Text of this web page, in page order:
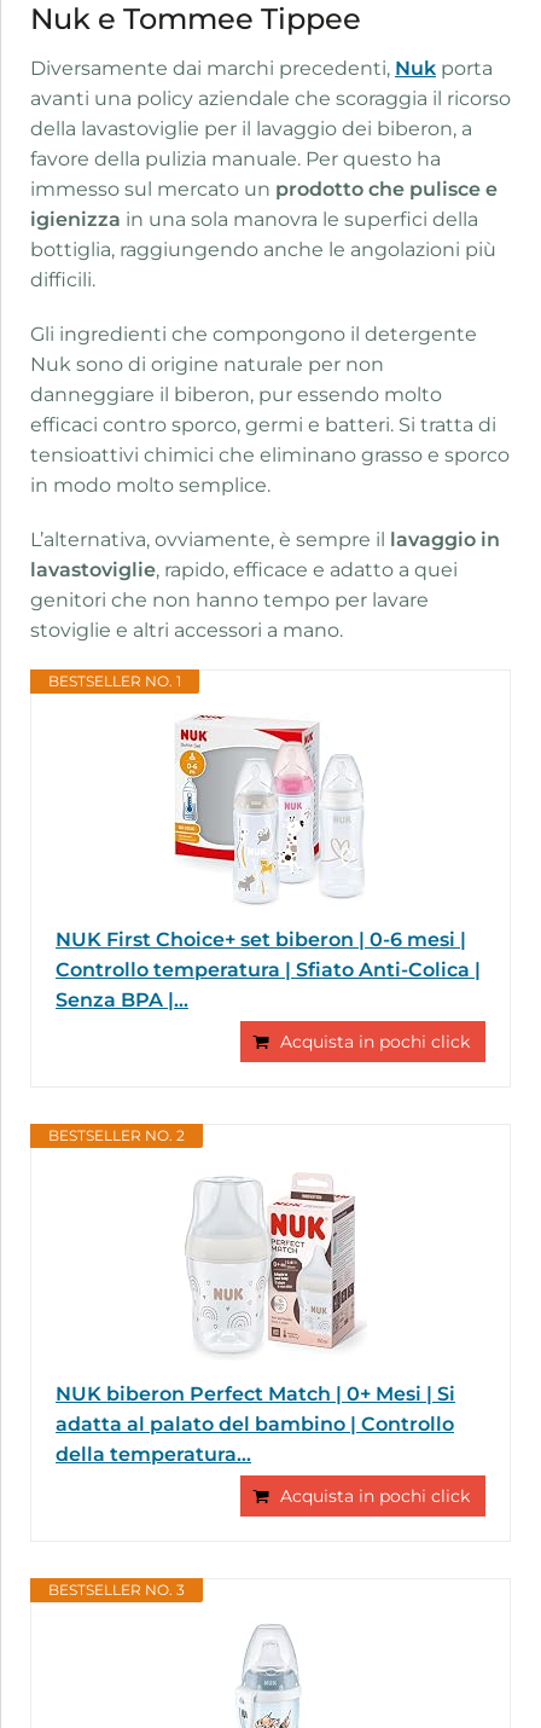
Nuk e Tommee Tippee
Diversamente dai marchi precedenti, Nuk porta
avanti una policy aziendale che scoraggia il ricorso
della lavastoviglie per il lavaggio dei biberon, a
favore della pulizia manuale. Per questo ha
immesso sul mercato un prodotto che pulisce e
igienizza in una sola manovra le superfici della
bottiglia, raggiungendo anche le angolazioni più
difficili.
Gli ingredienti che compongono il detergente
Nuk sono di origine naturale per non
danneggiare il biberon, pur essendo molto
efficaci contro sporco, germi e batteri. Si tratta di
tensioattivi chimici che eliminano grasso e sporco
in modo molto semplice.
L’alternativa, ovviamente, è sempre il
lavaggio in
lavastoviglie, rapido, efficace e adatto a quei
genitori che non hanno tempo per lavare
stoviglie e altri accessori a mano.
BESTSELLER NO. 1
NUK First Choice+ set biberon | 0-6 mesi |
Controllo temperatura | Sfiato Anti-Colica |
Senza BPA |...
Acquista in pochi click
BESTSELLER NO. 2
NUK biberon Perfect Match | 0+ Mesi | Si
adatta al palato del bambino | Controllo
della temperatura...
Acquista in pochi click
BESTSELLER NO. 3